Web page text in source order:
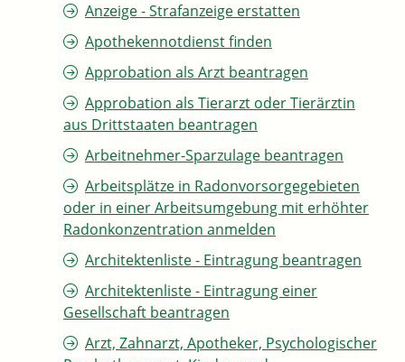
Anzeige - Strafanzeige erstatten
Apothekennotdienst finden
Approbation als Arzt beantragen
Approbation als Tierarzt oder Tierärztin
aus Drittstaaten beantragen
Arbeitnehmer-Sparzulage beantragen
Arbeitsplätze in Radonvorsorgegebieten
oder in einer Arbeitsumgebung mit erhöhter
Radonkonzentration anmelden
Architektenliste - Eintragung beantragen
Architektenliste - Eintragung einer
Gesellschaft beantragen
Arzt, Zahnarzt, Apotheker, Psychologischer